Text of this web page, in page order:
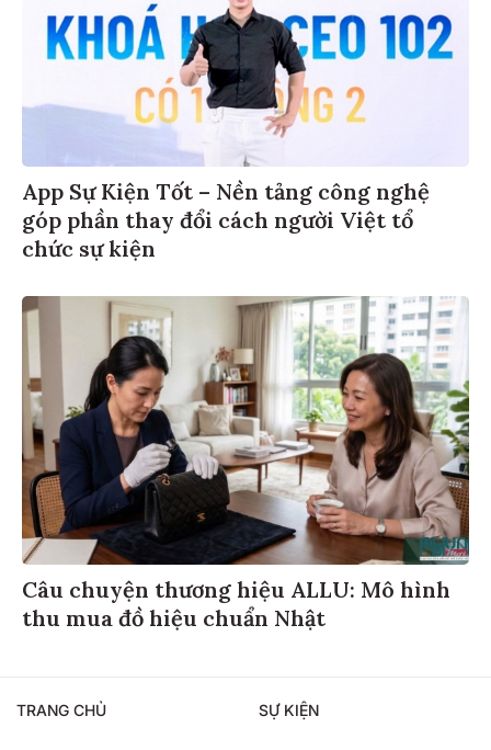
App Sự Kiện Tốt – Nền tảng công nghệ
góp phần thay đổi cách người Việt tổ
chức sự kiện
Câu chuyện thương hiệu ALLU: Mô hình
thu mua đồ hiệu chuẩn Nhật
TRANG CHỦ SỰ KIỆN